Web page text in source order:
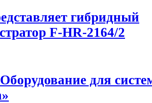
гибридный
F-HR-2164/2
для